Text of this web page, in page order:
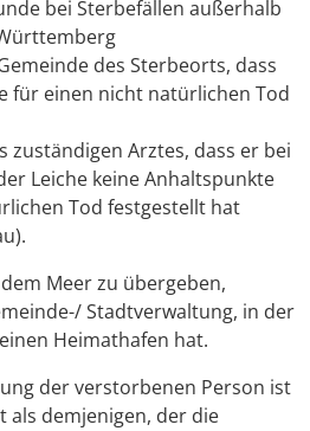
bei Sterbefällen außerhalb
des Sterbeorts, dass
für einen nicht natürlichen Tod
zuständigen Arztes, dass er bei
Leiche keine Anhaltspunkte
Tod festgestellt hat
Meer zu übergeben,
Stadtverwaltung, in der
Heimathafen hat.
der verstorbenen Person ist
als demjenigen, der die